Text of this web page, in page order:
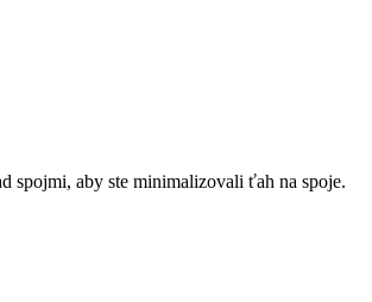
spojmi, aby ste minimalizovali ťah na spoje.